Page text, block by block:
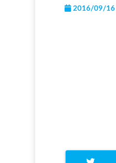
2016/09/16